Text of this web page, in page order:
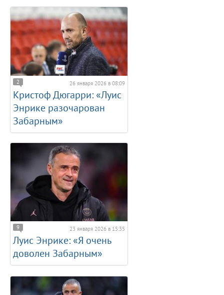
2 26 января 2026 в 08:09
Кристоф Дюгарри: «Луис
Энрике разочарован
Забарным»
9 23 января 2026 в 15:35
Луис Энрике: «Я очень
доволен Забарным»